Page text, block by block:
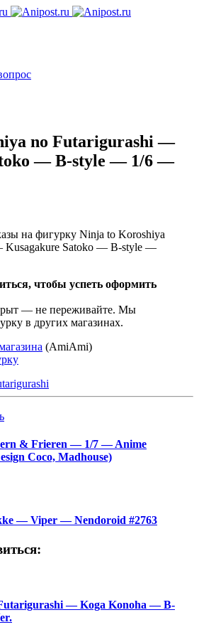
no Futarigurashi —
— B-style — 1/6 —
на фигурку Ninja to Koroshiya
Kusagakure Satoko — B-style —
чтобы успеть оформить
— не переживайте. Мы
в других магазинах.
(AmiAmi)
& Frieren — 1/7 — Anime
Coco, Madhouse)
— Viper — Nendoroid #2763
— Koga Konoha — B-